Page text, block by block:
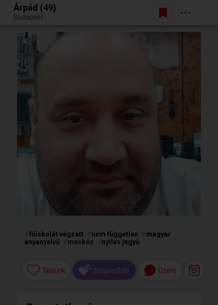
Egy jó randiból bármi lehet.
Belépés
Árpád (49)
Budapest
főiskolát végzett nem független
magyar
anyanyelvű
mackós nyilas jegyű
Tetszik SzuperSzív Üzenj